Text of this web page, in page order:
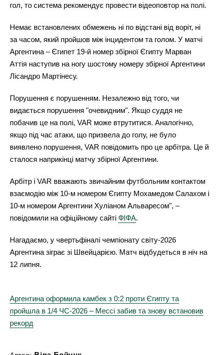
гол, то система рекомендує провести відеоповтор на полі.
Немає встановлених обмежень ні по відстані від воріт, ні
за часом, який пройшов між інцидентом та голом. У матчі
Аргентина – Єгипет 19-й номер збірної Єгипту Марван
Аттія наступив на ногу шостому номеру збірної Аргентини
Лісандро Мартінесу.
Порушення є порушенням. Незалежно від того, чи
видається порушення "очевидним". Якщо суддя не
побачив це на полі, VAR може втрутитися. Аналогічно,
якщо під час атаки, що призвела до голу, не було
виявлено порушення, VAR повідомить про це арбітра. Це й
сталося наприкінці матчу збірної Аргентини.
Арбітр і VAR вважають звичайним футбольним контактом
взаємодію між 10-м номером Єгипту Мохамедом Салахом і
10-м номером Аргентини Хуліаном Альваресом", –
повідомили на офіційному сайті ФІФА.
Нагадаємо, у чвертьфіналі чемпіонату світу-2026
Аргентина зіграє зі Швейцарією. Матч відбудеться в ніч на
12 липня.
Аргентина оформила камбек з 0:2 проти Єгипту та
пройшла в 1/4 ЧС-2026 – Мессі забив та знову встановив
рекорд